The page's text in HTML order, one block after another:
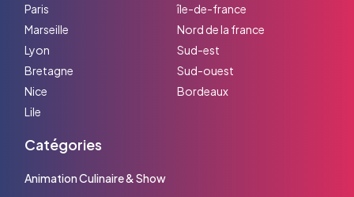
Paris
Marseille
Lyon
Bretagne
Nice
Lile
île-de-france
Nord de la france
Sud-est
Sud-ouest
Bordeaux
Catégories
Animation Culinaire & Show